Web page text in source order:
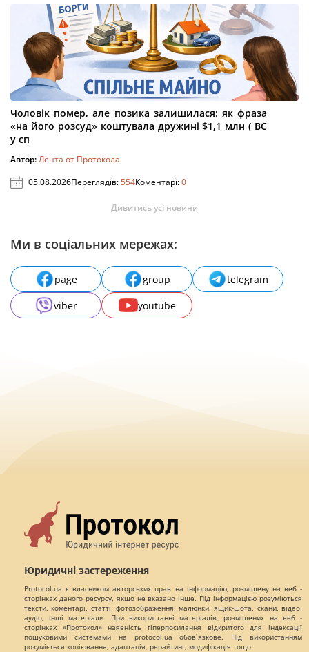
Чоловік помер, але позика залишилася: як фраза
«на його розсуд» коштувала дружині $1,1 млн ( ВС
у сп
Автор:Лента от Протокола
05.08.2026Переглядів:554Коментарі:0
Дивитись усі новини
Ми в соціальних мережах:
page group
telegram
viber
youtube
Юридичні застереження
Protocol.ua є власником авторських прав на інформацію, розміщену на веб -
сторінках даного ресурсу, якщо не вказано інше. Під інформацією розуміються
тексти, коментарі, статті, фотозображення, малюнки, ящик-шота, скани, відео,
аудіо, інші матеріали. При використанні матеріалів, розміщених на веб -
сторінках «Протокол» наявність гіперпосилання відкритого для індексації
пошуковими системами на protocol.ua обов`язкове. Під використанням
розуміється копіювання, адаптація, рерайтинг, модифікація тощо.